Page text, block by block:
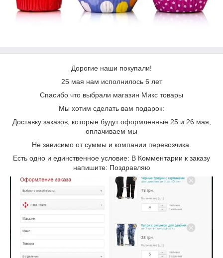
Дорогие наши покупали!
25 мая нам исполнилось 6 лет
Спасибо что выбрали магазин Микс товары
Мы хотим сделать вам подарок:
Доставку заказов, которые будут оформленные 25 и 26 мая,
оплачиваем мы
Не зависимо от суммы и компании перевозчика.
Есть одно и единственное условие: В Комментарии к заказу
напишите: Поздравляю